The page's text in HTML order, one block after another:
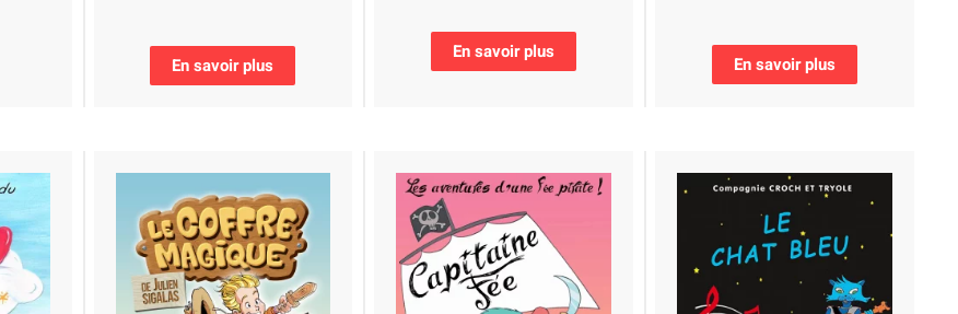
En savoir plus
En savoir plus
En savoir plus